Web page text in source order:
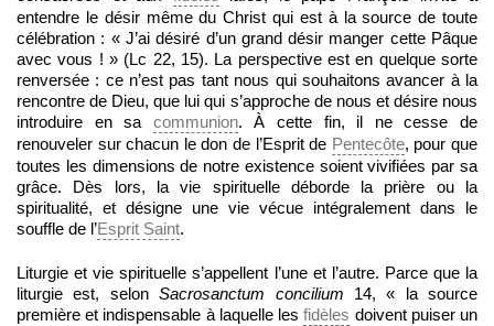
entendre le désir même du Christ qui est à la source de toute
célébration : « J’ai désiré d’un grand désir manger cette Pâque
avec vous ! » (Lc 22, 15). La perspective est en quelque sorte
renversée : ce n’est pas tant nous qui souhaitons avancer à la
rencontre de Dieu, que lui qui s’approche de nous et désire nous
introduire en sa communion. À cette fin, il ne cesse de
renouveler sur chacun le don de l’Esprit de Pentecôte, pour que
toutes les dimensions de notre existence soient vivifiées par sa
grâce. Dès lors, la vie spirituelle déborde la prière ou la
spiritualité, et désigne une vie vécue intégralement dans le
souffle de l’Esprit Saint.
Liturgie et vie spirituelle s’appellent l’une et l’autre. Parce que la
liturgie est, selonSacrosanctum concilium 14, « la source
première et indispensable à laquelle lesfidèles doivent puiser un